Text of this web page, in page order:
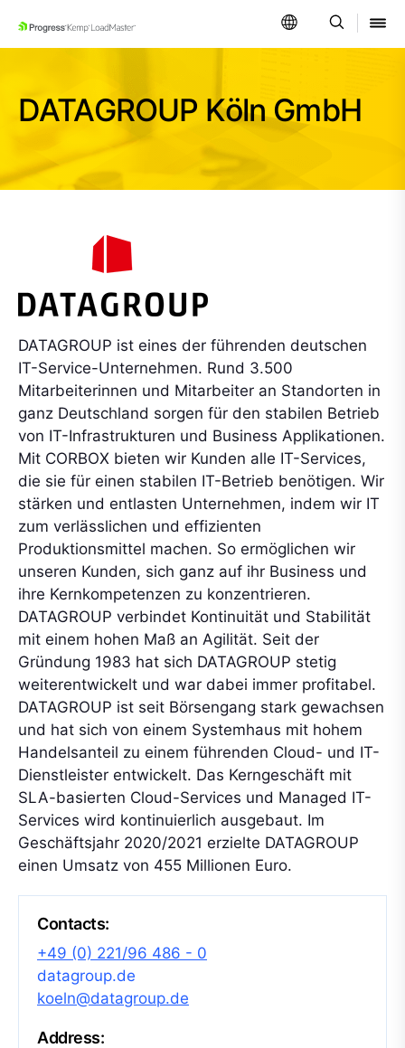
SKIP NAVIGATION
DATAGROUP Köln GmbH
DATAGROUP ist eines der führenden deutschen
IT-Service-Unternehmen. Rund 3.500
Mitarbeiterinnen und Mitarbeiter an Standorten in
ganz Deutschland sorgen für den stabilen Betrieb
von IT-Infrastrukturen und Business Applikationen.
Mit CORBOX bieten wir Kunden alle IT-Services,
die sie für einen stabilen IT-Betrieb benötigen. Wir
stärken und entlasten Unternehmen, indem wir IT
zum verlässlichen und effizienten
Produktionsmittel machen. So ermöglichen wir
unseren Kunden, sich ganz auf ihr Business und
ihre Kernkompetenzen zu konzentrieren.
DATAGROUP verbindet Kontinuität und Stabilität
mit einem hohen Maß an Agilität. Seit der
Gründung 1983 hat sich DATAGROUP stetig
weiterentwickelt und war dabei immer profitabel.
DATAGROUP ist seit Börsengang stark gewachsen
und hat sich von einem Systemhaus mit hohem
Handelsanteil zu einem führenden Cloud- und IT-
Dienstleister entwickelt. Das Kerngeschäft mit
SLA-basierten Cloud-Services und Managed IT-
Services wird kontinuierlich ausgebaut. Im
Geschäftsjahr 2020/2021 erzielte DATAGROUP
einen Umsatz von 455 Millionen Euro.
Contacts:
+49 (0) 221/96 486 - 0
datagroup.de
koeln@datagroup.de
Address: